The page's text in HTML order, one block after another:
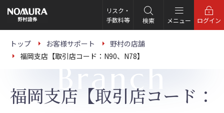
の
ー
リスク・
手数料等
検索 メニュー ログイン
トップ お客様サポート
野村の店舗
福岡支店【取引店コード：N90、N78】
Branch
福岡支店【取引店コード：